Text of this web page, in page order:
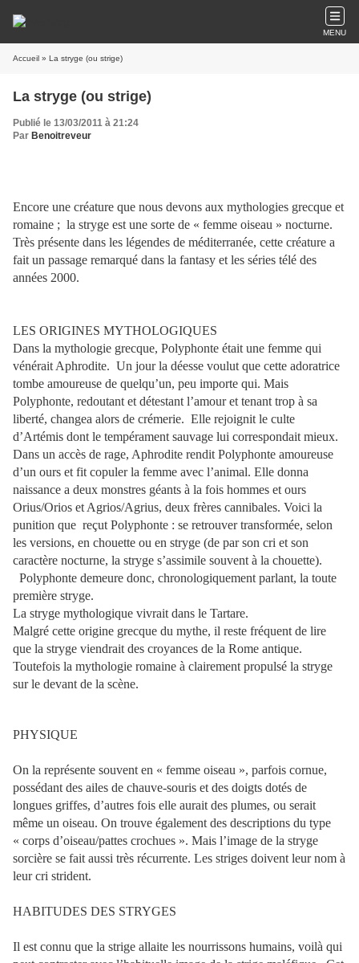
MENU
Accueil » La stryge (ou strige)
La stryge (ou strige)
Publié le 13/03/2011 à 21:24
Par Benoitreveur
Encore une créature que nous devons aux mythologies grecque et
romaine ; la stryge est une sorte de « femme oiseau » nocturne.
Très présente dans les légendes de méditerranée, cette créature a
fait un passage remarqué dans la fantasy et les séries télé des
années 2000.
LES ORIGINES MYTHOLOGIQUES
Dans la mythologie grecque, Polyphonte était une femme qui
vénérait Aphrodite. Un jour la déesse voulut que cette adoratrice
tombe amoureuse de quelqu’un, peu importe qui. Mais
Polyphonte, redoutant et détestant l’amour et tenant trop à sa
liberté, changea alors de crémerie. Elle rejoignit le culte
d’Artémis dont le tempérament sauvage lui correspondait mieux.
Dans un accès de rage, Aphrodite rendit Polyphonte amoureuse
d’un ours et fit copuler la femme avec l’animal. Elle donna
naissance a deux monstres géants à la fois hommes et ours
Orius/Orios et Agrios/Agrius, deux frères cannibales. Voici la
punition que reçut Polyphonte : se retrouver transformée, selon
les versions, en chouette ou en stryge (de par son cri et son
caractère nocturne, la stryge s’assimile souvent à la chouette).
Polyphonte demeure donc, chronologiquement parlant, la toute
première stryge.
La stryge mythologique vivrait dans le Tartare.
Malgré cette origine grecque du mythe, il reste fréquent de lire
que la stryge viendrait des croyances de la Rome antique.
Toutefois la mythologie romaine à clairement propulsé la stryge
sur le devant de la scène.
PHYSIQUE
On la représente souvent en « femme oiseau », parfois cornue,
possédant des ailes de chauve-souris et des doigts dotés de
longues griffes, d’autres fois elle aurait des plumes, ou serait
même un oiseau. On trouve également des descriptions du type
« corps d’oiseau/pattes crochues ». Mais l’image de la stryge
sorcière se fait aussi très récurrente. Les striges doivent leur nom à
leur cri strident.
HABITUDES DES STRYGES
Il est connu que la strige allaite les nourrissons humains, voilà qui